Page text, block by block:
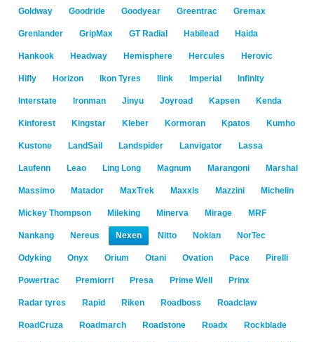
Goldway Goodride Goodyear Greentrac Gremax
Grenlander GripMax GT Radial Habilead Haida
Hankook Headway Hemisphere Hercules Herovic
Hifly Horizon Ikon Tyres Ilink Imperial Infinity
Interstate Ironman Jinyu Joyroad Kapsen Kenda
Kinforest Kingstar Kleber Kormoran Kpatos Kumho
Kustone LandSail Landspider Lanvigator Lassa
Laufenn Leao Ling Long Magnum Marangoni Marshal
Massimo Matador MaxTrek Maxxis Mazzini Michelin
Mickey Thompson Mileking Minerva Mirage MRF
Nankang Nereus Nexen Nitto Nokian NorTec
Odyking Onyx Orium Otani Ovation Pace Pirelli
Powertrac Premiorri Presa Prime Well Prinx
Radar tyres Rapid Riken Roadboss Roadclaw
RoadCruza Roadmarch Roadstone Roadx Rockblade